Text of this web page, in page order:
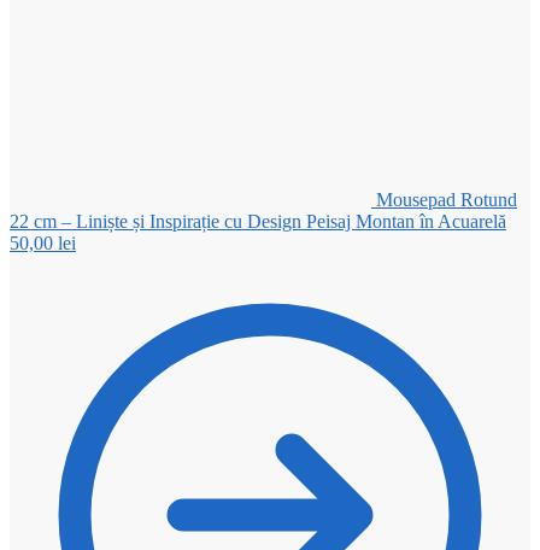
Mousepad Rotund
22 cm – Liniște și Inspirație cu Design Peisaj Montan în Acuarelă
50,00 lei